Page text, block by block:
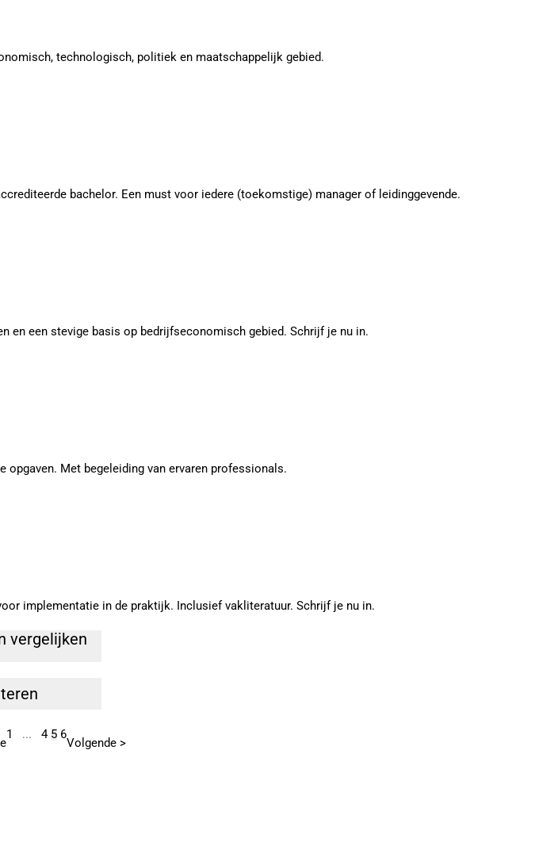
technologisch, politiek en maatschappelijk gebied.
bachelor. Een must voor iedere (toekomstige) manager of leidinggevende.
en een stevige basis op bedrijfseconomisch gebied. Schrijf je nu in.
Met begeleiding van ervaren professionals.
implementatie in de praktijk. Inclusief vakliteratuur. Schrijf je nu in.
vergelijken
1 ... 4 5 6
Volgende >